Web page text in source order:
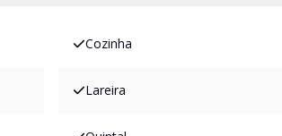
Cozinha
Lareira